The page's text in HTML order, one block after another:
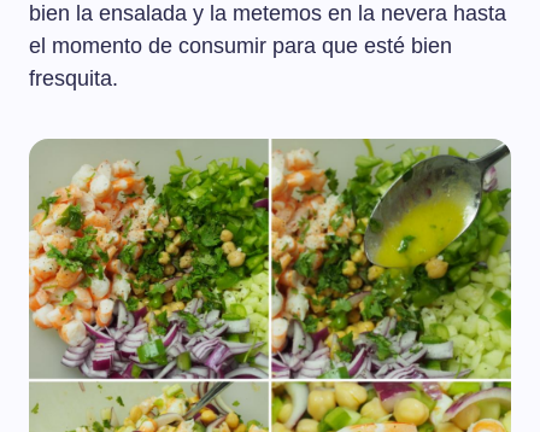
bien la ensalada y la metemos en la nevera hasta
el momento de consumir para que esté bien
fresquita.